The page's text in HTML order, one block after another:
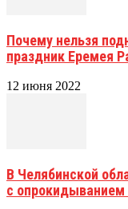
Почему нельзя
праздник Еремея
12 июня 2022
В Челябинской
с опрокидыванием